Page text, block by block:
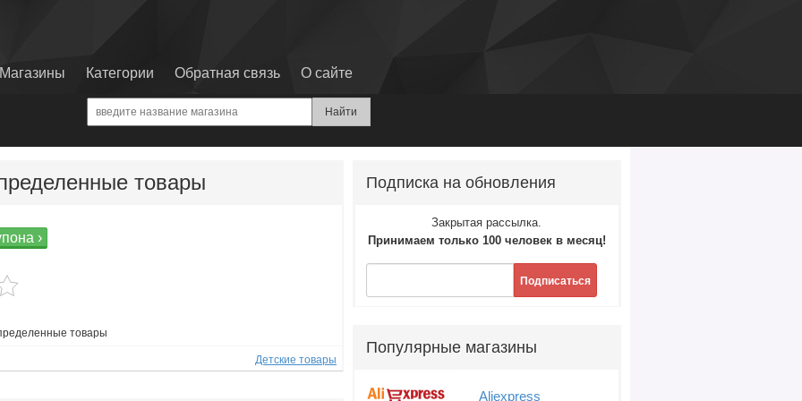
Магазины Категории Обратная связь О сайте
товары
›
товары
Детские товары
Подписка на обновления
Закрытая рассылка.
Принимаем только 100 человек в месяц!
Подписаться
Популярные магазины
Aliexpress